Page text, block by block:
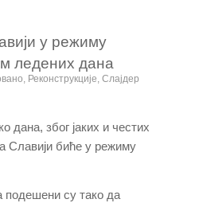
у режиму
ледених дана
Реконструкције Слајдер
дана, због јаких и честих
Славији биће у режиму
су тако да